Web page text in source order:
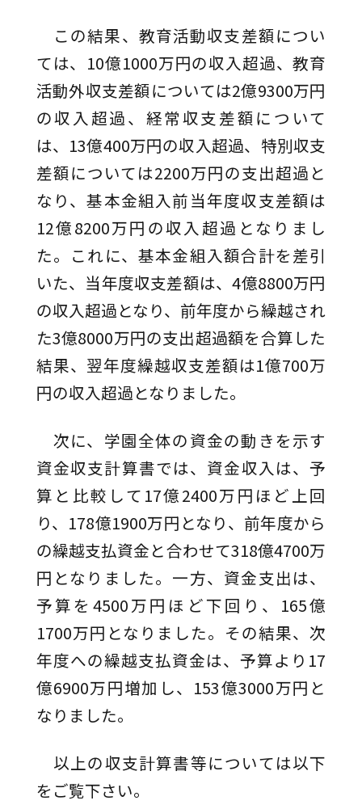
この結果、教育活動収支差額につい
ては、10億1000万円の収入超過、教育
活動外収支差額については2億9300万円
の収入超過、経常収支差額について
は、13億400万円の収入超過、特別収支
差額については2200万円の支出超過と
なり、基本金組入前当年度収支差額は
12億8200万円の収入超過となりまし
た。これに、基本金組入額合計を差引
いた、当年度収支差額は、4億8800万円
の収入超過となり、前年度から繰越され
た3億8000万円の支出超過額を合算した
結果、翌年度繰越収支差額は1億700万
円の収入超過となりました。
次に、学園全体の資金の動きを示す
資金収支計算書では、資金収入は、予
算と比較して17億2400万円ほど上回
り、178億1900万円となり、前年度から
の繰越支払資金と合わせて318億4700万
円となりました。一方、資金支出は、
予算を4500万円ほど下回り、165億
1700万円となりました。その結果、次
年度への繰越支払資金は、予算より17
億6900万円増加し、153億3000万円と
なりました。
以上の収支計算書等については以下
をご覧下さい。